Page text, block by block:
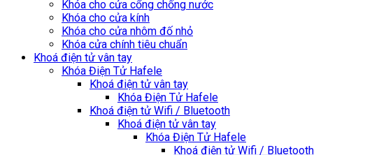
Khóa cho cửa cổng chống nước
Khóa cho cửa kính
Khóa cho cửa nhôm đố nhỏ
Khóa cửa chính tiêu chuẩn
Khoá điện tử vân tay
Khóa Điện Tử Hafele
Khoá điện tử vân tay
Khóa Điện Tử Hafele
Khoá điện tử Wifi / Bluetooth
Khoá điện tử vân tay
Khóa Điện Tử Hafele
Khoá điện tử Wifi / Bluetooth